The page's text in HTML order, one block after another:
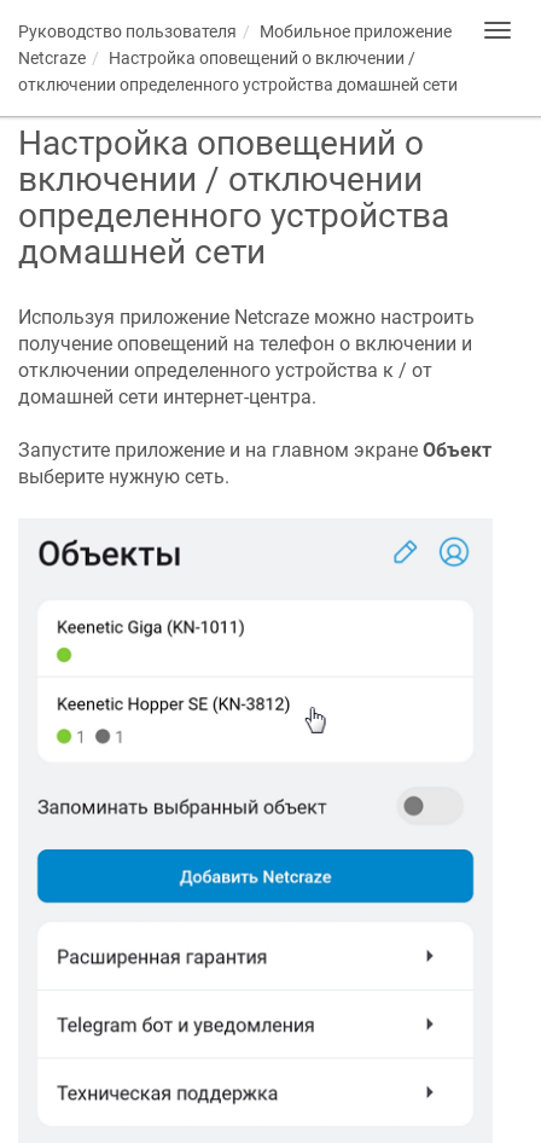
Руководство пользователя
Мобильное приложение
Netcraze
Настройка оповещений о включении /
отключении определенного устройства домашней сети
Настройка оповещений о
включении / отключении
определенного устройства
домашней сети
Используя приложение Netcraze можно настроить
получение оповещений на телефон о включении и
отключении определенного устройства к / от
домашней сети интернет-центра.
Запустите приложение и на главном экране Объект
выберите нужную сеть.